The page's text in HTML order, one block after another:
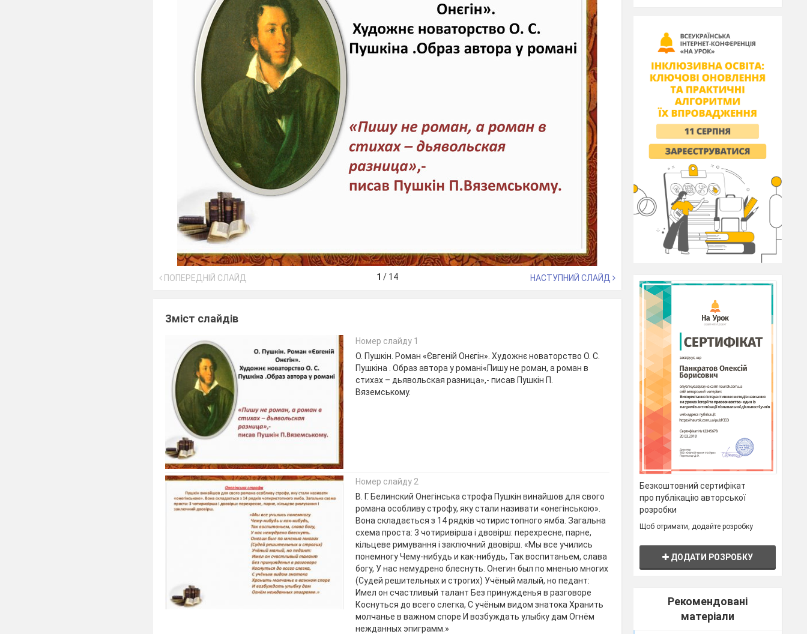
ПОПЕРЕДНІЙ СЛАЙД 1 / 14 НАСТУПНИЙ СЛАЙД
Зміст слайдів
Номер слайду 1
О. Пушкін. Роман «Євгеній Онєгін». Художнє новаторство О. С.
Пушкіна . Образ автора у романі«Пишу не роман, а роман в
стихах – дьявольская разница»,- писав Пушкін П.
Вяземському.
Номер слайду 2
В. Г. Белинский Онегінська строфа Пушкін винайшов для свого
романа особливу строфу, яку стали називати «онегінською».
Вона складається з 14 рядків чотиристопного ямба. Загальна
схема проста: 3 чотиривірша і двовірш: перехресне, парне,
кільцеве римування і заключний двовірш. «Мы все учились
понемногу Чему-нибудь и как-нибудь, Так воспитаньем, слава
богу, У нас немудрено блеснуть. Онегин был по мненью многих
(Судей решительных и строгих) Учёный малый, но педант:
Имел он счастливый талант Без принужденья в разговоре
Коснуться до всего слегка, С учёным видом знатока Хранить
молчанье в важном споре И возбуждать улыбку дам Огнём
нежданных эпиграмм.»
Безкоштовний сертифікат
про публікацію авторської
розробки
Щоб отримати, додайте розробку
ДОДАТИ РОЗРОБКУ
Рекомендовані
матеріали